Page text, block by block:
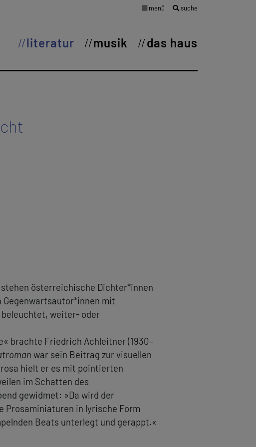
menü suche
literatur musik das haus
österreichische Dichter*innen
Gegenwartsautor*innen mit
weiter- oder
brachte Friedrich Achleitner (1930–
war sein Beitrag zur visuellen
hielt er es mit pointierten
im Schatten des
gewidmet: »Da wird der
Prosaminiaturen in lyrische Form
Beats unterlegt und gerappt.«